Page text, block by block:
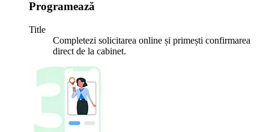
Programează
Title
Completezi solicitarea online și primești confirmarea
direct de la cabinet.